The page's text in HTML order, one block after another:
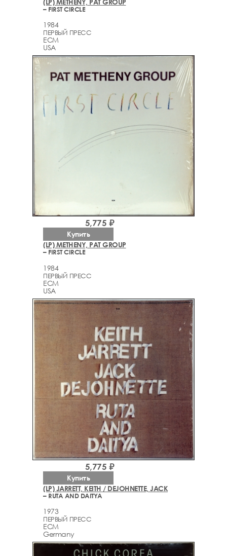
– FIRST CIRCLE
1984
ПЕРВЫЙ ПРЕСС
ECM
USA
(LP) METHENY, PAT GROUP
– FIRST CIRCLE
1984
ПЕРВЫЙ ПРЕСС
ECM
USA
5,775 ₽
Купить
(LP) JARRETT, KEITH / DEJOHNETTE, JACK
– RUTA AND DAITYA
1973
ПЕРВЫЙ ПРЕСС
ECM
Germany
5,775 ₽
Купить